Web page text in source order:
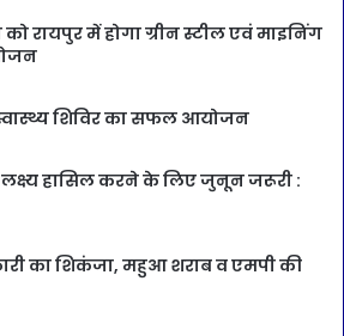
को रायपुर में होगा ग्रीन स्टील एवं माइनिंग
शिविर का सफल आयोजन
लक्ष्य हासिल करने के लिए जुनून जरूरी :
का शिकंजा, महुआ शराब व एमपी की